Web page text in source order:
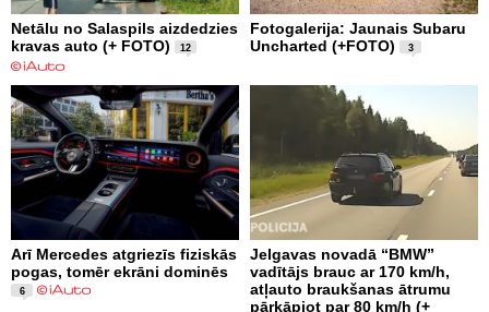
Netālu no Salaspils aizdedzies
kravas auto (+ FOTO)
12
Fotogalerija: Jaunais Subaru
Uncharted (+FOTO)
3
Arī Mercedes atgriezīs fiziskās
pogas, tomēr ekrāni dominēs
6
Jelgavas novadā “BMW”
vadītājs brauc ar 170 km/h,
atļauto braukšanas ātrumu
pārkāpjot par 80 km/h (+